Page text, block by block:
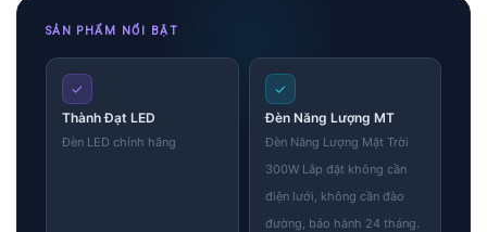
SẢN PHẨM NỔI BẬT
✓
Thành Đạt LED
Đèn LED chính hãng
✓
Đèn Năng Lượng MT
Đèn Năng Lượng Mặt Trời
300W Lắp đặt không cần
điện lưới, không cần đào
đường, bảo hành 24 tháng.